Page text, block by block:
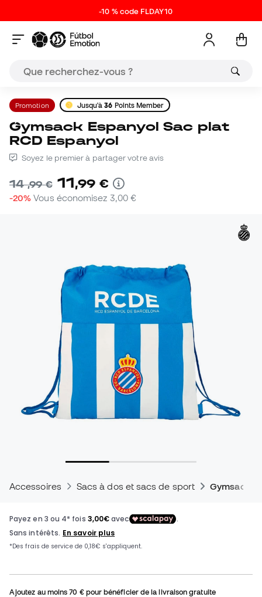
-10 % code FLDAY10
Promotion Jusqu'à36 Points Member
Gymsack Espanyol Sac plat
RCD Espanyol
Soyez le premier à partager votre avis
14,99 € 11,99 €
-20% Vous économisez 3,00 €
Accessoires Sacs à dos et sacs de sport Gymsack
Ajoutez au moins70 €pour bénéficier de la livraison gratuite